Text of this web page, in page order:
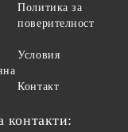
Политика за
поверителност
Условия
Контакт
контакти: